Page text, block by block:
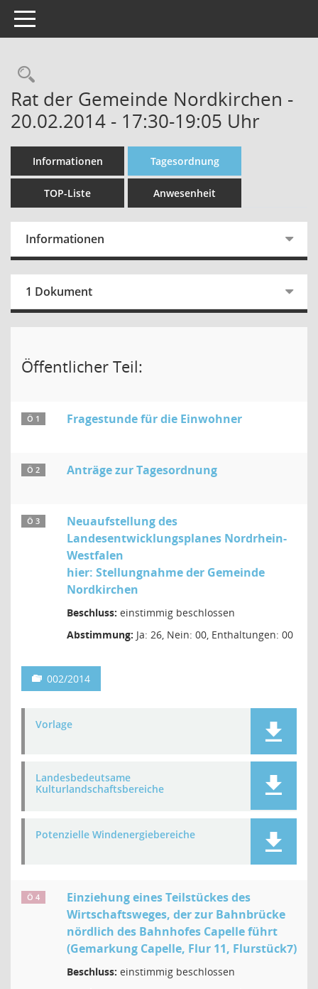
Toggle navigation
Rechercheauswahl
Rat der Gemeinde Nordkirchen -
20.02.2014 - 17:30-19:05 Uhr
Informationen Tagesordnung
TOP-Liste Anwesenheit
Informationen
1 Dokument
Öffentlicher Teil:
Ö 1 Fragestunde für die Einwohner
Ö 2 Anträge zur Tagesordnung
Ö 3
Neuaufstellung des
Landesentwicklungsplanes Nordrhein-
Westfalen
hier: Stellungnahme der Gemeinde
Nordkirchen
Beschluss: einstimmig beschlossen
Abstimmung: Ja: 26, Nein: 00, Enthaltungen: 00
002/2014
Vorlage
Landesbedeutsame
Kulturlandschaftsbereiche
Potenzielle Windenergiebereiche
Ö 4
Einziehung eines Teilstückes des
Wirtschaftsweges, der zur Bahnbrücke
nördlich des Bahnhofes Capelle führt
(Gemarkung Capelle, Flur 11, Flurstück7)
Beschluss: einstimmig beschlossen